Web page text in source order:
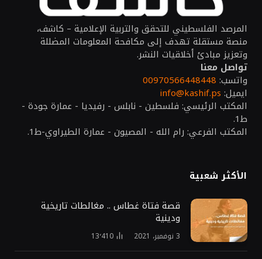
المرصد الفلسطيني للتحقق والتربية الإعلامية – كاشف،
منصة مستقلة تهدف إلى مكافحة المعلومات المضللة
وتعزيز مبادئ أخلاقيات النشر.
تواصل معنا
واتسب: 00970566448448
ايميل: info@kashif.ps
المكتب الرئيسي: فلسطين - نابلس - رفيديا - عمارة جودة -
ط1.
المكتب الفرعي: رام الله - المصيون - عمارة الطيراوي-ط1.
الأكثر شعبية
قصة فتاة غطاس .. مغالطات تاريخية
ودينية
3 نوفمبر، 2021 13٬410